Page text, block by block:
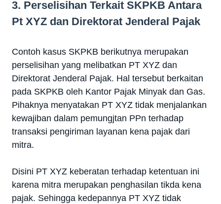
3. Perselisihan Terkait SKPKB Antara
Pt XYZ dan Direktorat Jenderal Pajak
Contoh kasus SKPKB berikutnya merupakan
perselisihan yang melibatkan PT XYZ dan
Direktorat Jenderal Pajak. Hal tersebut berkaitan
pada SKPKB oleh Kantor Pajak Minyak dan Gas.
Pihaknya menyatakan PT XYZ tidak menjalankan
kewajiban dalam pemungjtan PPn terhadap
transaksi pengiriman layanan kena pajak dari
mitra.
Disini PT XYZ keberatan terhadap ketentuan ini
karena mitra merupakan penghasilan tikda kena
pajak. Sehingga kedepannya PT XYZ tidak